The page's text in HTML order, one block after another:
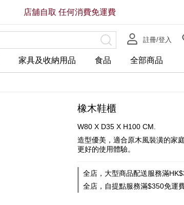
註冊/登入
家具及收納用品 食品 全部商品
店舖自取 任何消費免運費
橡木鞋櫃
W80 X D35 X H100 CM.
造型優美，適合原木風裝潢的家
更好的使用體驗。
全店，大型商品配送服務滿
全店，自提點服務滿$350免運